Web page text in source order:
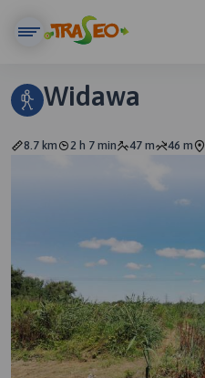
Widawa
8.7 km 2 h 7 min 47 m 46 m